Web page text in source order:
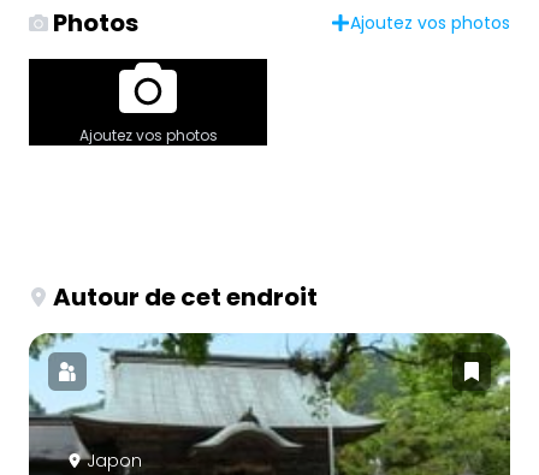
Photos Ajoutez vos photos
Ajoutez vos photos
Autour de cet endroit
Japon